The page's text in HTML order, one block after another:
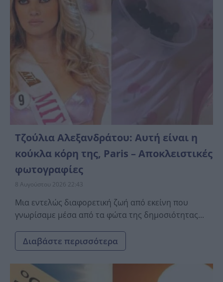
Τζούλια Αλεξανδράτου: Αυτή είναι η
κούκλα κόρη της, Paris – Αποκλειστικές
φωτογραφίες
8 Αυγούστου 2026 22:43
Μια εντελώς διαφορετική ζωή από εκείνη που
γνωρίσαμε μέσα από τα φώτα της δημοσιότητας...
Διαβάστε περισσότερα